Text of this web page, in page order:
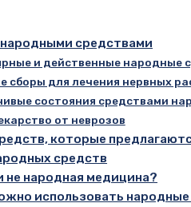
народными средствами
и действенные народные
сборы для лечения нервных
состояния средствами
от неврозов
которые
средств
не народная медицина?
использовать